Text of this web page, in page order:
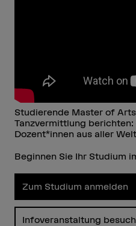
Studierende Master of
Tanzvermittlung
Dozent*innen aus aller
Beginnen Sie Ihr Studium
Zum Studium anmelden
Infoveranstaltung